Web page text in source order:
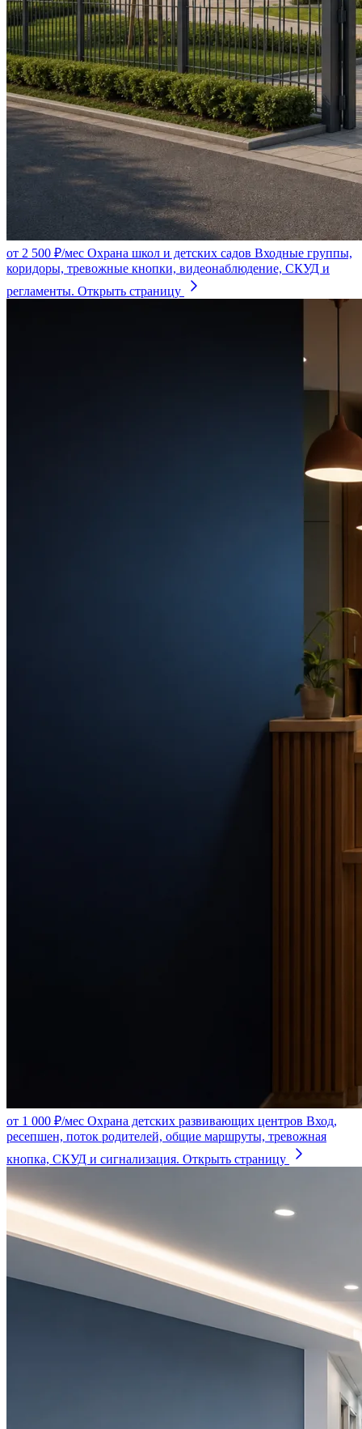
от 2 500 ₽/мес Охрана школ и детских садов Входные группы,
коридоры, тревожные кнопки, видеонаблюдение, СКУД и
регламенты. Открыть страницу
от 1 000 ₽/мес Охрана детских развивающих центров Вход,
ресепшен, поток родителей, общие маршруты, тревожная
кнопка, СКУД и сигнализация. Открыть страницу